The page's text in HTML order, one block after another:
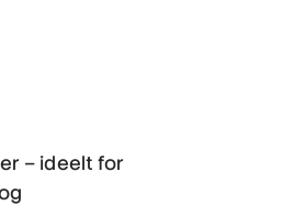
– ideelt for